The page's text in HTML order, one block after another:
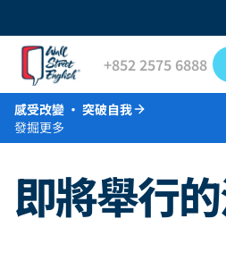
+852 2575 6888
感受改變 · 突破自我
發掘更多
即將舉行